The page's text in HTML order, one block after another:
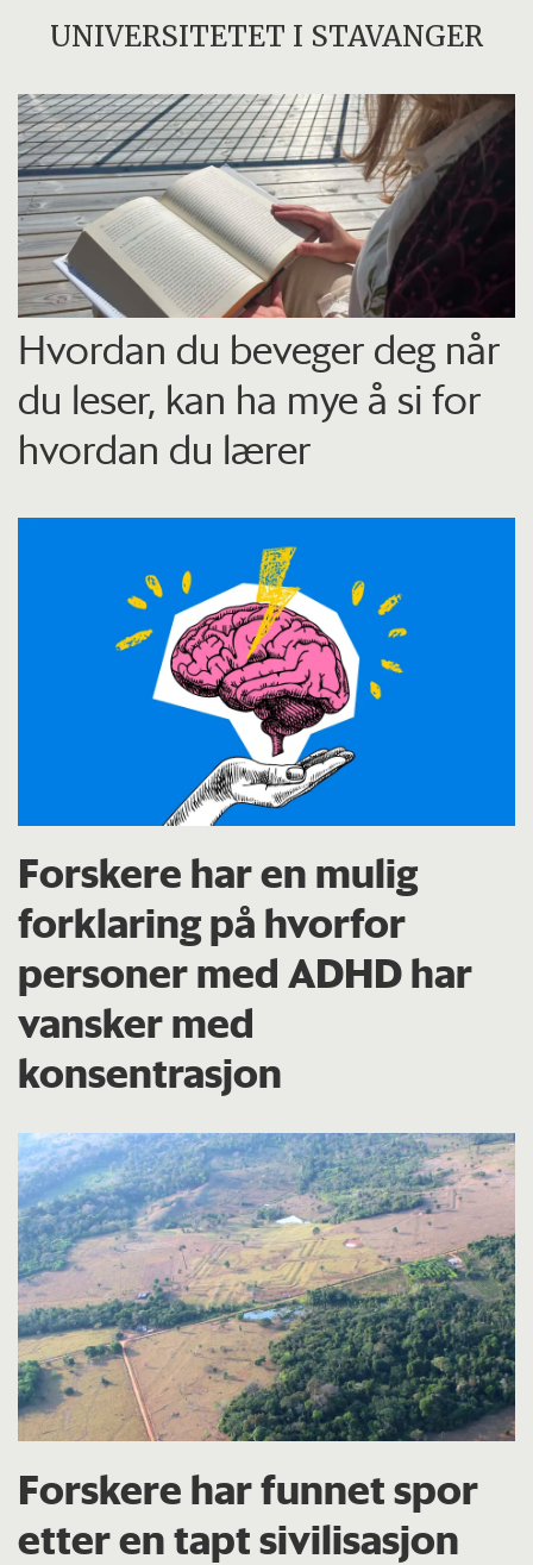
UNIVERSITETET I STAVANGER
Hvordan du beveger deg når
du leser, kan ha mye å si for
hvordan du lærer
Forskere har en mulig
forklaring på hvorfor
personer med ADHD har
vansker med
konsentrasjon
Forskere har funnet spor
etter en tapt sivilisasjon